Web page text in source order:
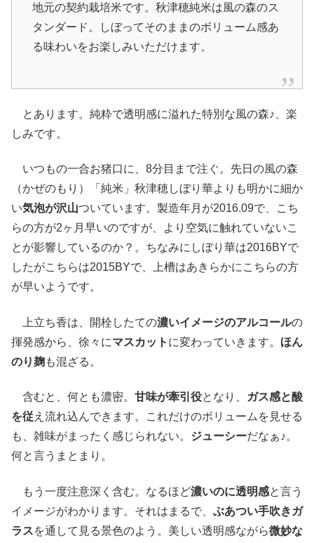
地元の契約栽培米です。秋津穂純米は風の森のス
タンダード。しぼってそのままのボリューム感あ
る味わいをお楽しみいただけます。
とあります。純粋で透明感に溢れた特別な風の森♪、楽
しみです。
いつもの一合お猪口に、8分目まで注ぐ。先日の風の森
（かぜのもり）「純米」秋津穂しぼり華よりも明かに細か
い気泡が沢山ついています。製造年月が2016.09で、こち
らの方が2ヶ月早いのですが、より空気に触れていないこ
とが影響しているのか？。ちなみにしぼり華は2016BYで
したがこちらは2015BYで、上槽はあきらかにこちらの方
が早いようです。
上立ち香は、開栓したての濃いイメージのアルコールの
揮発感から、徐々にマスカット に変わっていきます。 ほん
のり麹も混ざる。
含むと、何とも濃密。 甘味が牽引役となり、
ガス感と酸
を従 え流れ込んできます。これだけのボリュームを見せる
も、雑味がまったく感じられない。 ジューシーだなぁ♪。
何と言うまとまり。
もう一度注意深く含む。なるほど濃いのに透明感と言う
イメージがわかります。それはまるで、 ぶあつい手吹きガ
ラスを通して見る景色のよう。美しい透明感ながら微妙な